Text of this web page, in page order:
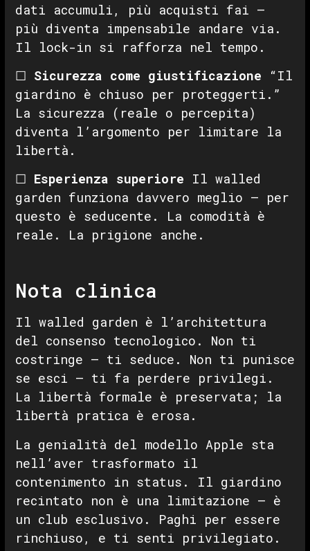
dati accumuli, più acquisti fai —
più diventa impensabile andare via.
Il lock-in si rafforza nel tempo.
☐ Sicurezza come giustificazione “Il
giardino è chiuso per proteggerti.”
La sicurezza (reale o percepita)
diventa l’argomento per limitare la
libertà.
☐ Esperienza superiore Il walled
garden funziona davvero meglio — per
questo è seducente. La comodità è
reale. La prigione anche.
Nota clinica
Il walled garden è l’architettura
del consenso tecnologico. Non ti
costringe — ti seduce. Non ti punisce
se esci — ti fa perdere privilegi.
La libertà formale è preservata; la
libertà pratica è erosa.
La genialità del modello Apple sta
nell’aver trasformato il
contenimento in status. Il giardino
recintato non è una limitazione — è
un club esclusivo. Paghi per essere
rinchiuso, e ti senti privilegiato.